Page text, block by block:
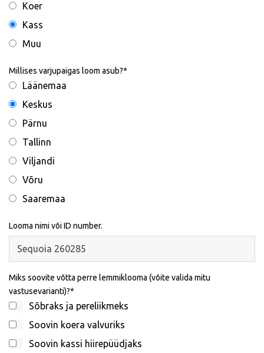
Koer
Kass
Muu
Millises varjupaigas loom asub?
Läänemaa
Keskus
Pärnu
Tallinn
Viljandi
Võru
Saaremaa
Looma nimi või ID number.
Miks soovite võtta perre lemmiklooma (võite valida mitu
vastusevarianti)?
Sõbraks ja pereliikmeks
Soovin koera valvuriks
Soovin kassi hiirepüüdjaks